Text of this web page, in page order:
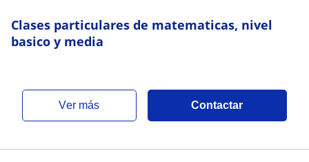
Clases particulares de matematicas, nivel
basico y media
ver más Contactar